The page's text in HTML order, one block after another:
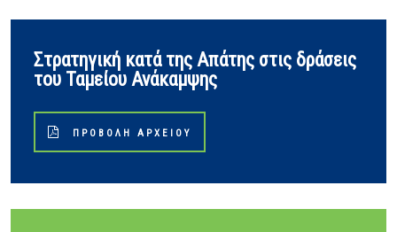
Στρατηγική κατά της Απάτης στις δράσεις
του Ταμείου Ανάκαμψης
ΠΡΟΒΟΛΉ ΑΡΧΕΊΟΥ